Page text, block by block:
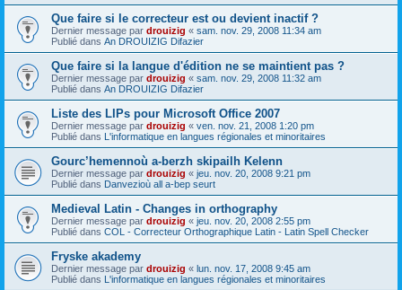
Que faire si le correcteur est ou devient inactif ?
Dernier message par drouizig « sam. nov. 29, 2008 11:34 am
Publié dans An DROUIZIG Difazier
Que faire si la langue d'édition ne se maintient pas ?
Dernier message par drouizig « sam. nov. 29, 2008 11:32 am
Publié dans An DROUIZIG Difazier
Liste des LIPs pour Microsoft Office 2007
Dernier message par drouizig « ven. nov. 21, 2008 1:20 pm
Publié dans L'informatique en langues régionales et minoritaires
Gourc’hemennoù a-berzh skipailh Kelenn
Dernier message par drouizig « jeu. nov. 20, 2008 9:21 pm
Publié dans Danvezioù all a-bep seurt
Medieval Latin - Changes in orthography
Dernier message par drouizig « jeu. nov. 20, 2008 2:55 pm
Publié dans COL - Correcteur Orthographique Latin - Latin Spell Checker
Fryske akademy
Dernier message par drouizig « lun. nov. 17, 2008 9:45 am
Publié dans L'informatique en langues régionales et minoritaires